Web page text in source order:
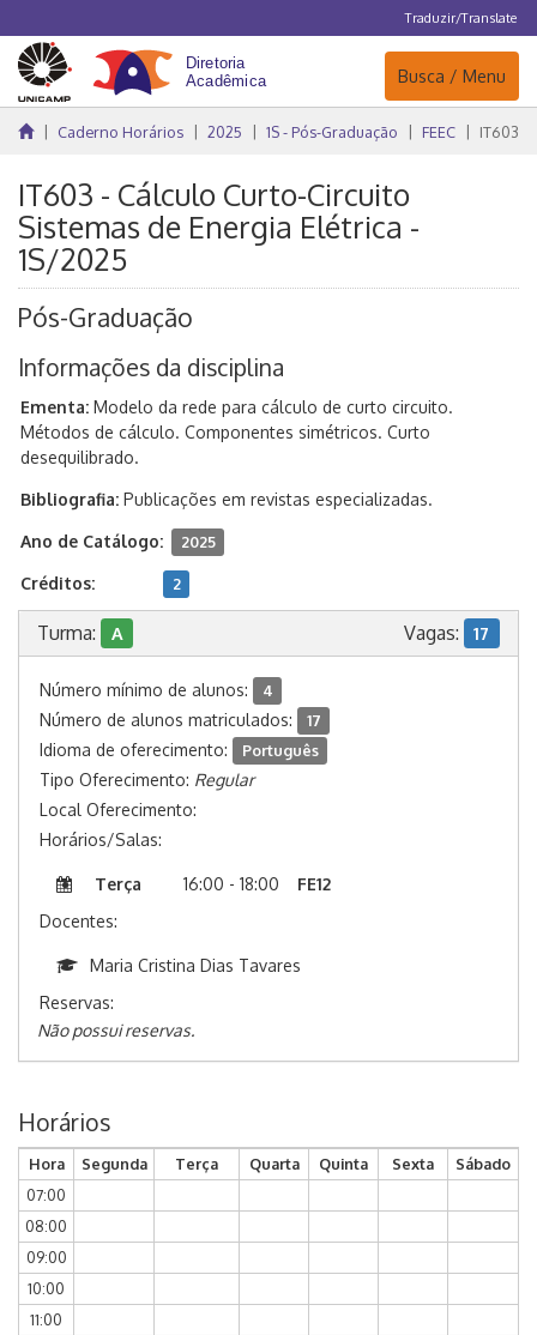
Traduzir/Translate
Navegação
Busca / Menu
Caderno Horários 2025 1S - Pós-Graduação FEEC IT603
IT603 - Cálculo Curto-Circuito
Sistemas de Energia Elétrica -
1S/2025
Pós-Graduação
Informações da disciplina
Ementa: Modelo da rede para cálculo de curto circuito.
Métodos de cálculo. Componentes simétricos. Curto
desequilibrado.
Bibliografia: Publicações em revistas especializadas.
Ano de Catálogo: 2025
Créditos: 2
Turma: A Vagas: 17
Número mínimo de alunos: 4
Número de alunos matriculados: 17
Idioma de oferecimento: Português
Tipo Oferecimento: Regular
Local Oferecimento:
Horários/Salas:
Terça 16:00 - 18:00
FE12
Docentes:
Maria Cristina Dias Tavares
Reservas:
Não possui reservas.
Horários
Hora Segunda Terça Quarta Quinta Sexta
Sábado
07:00
08:00
09:00
10:00
11:00